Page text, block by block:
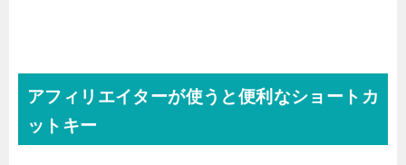
アフィリエイターが使うと便利なショートカ
ットキー